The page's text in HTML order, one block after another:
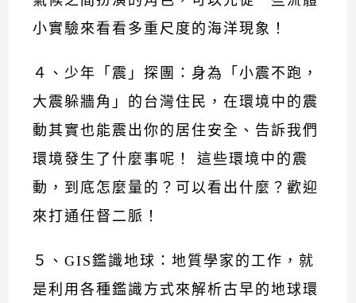
小實驗來看看多重尺度的海洋現象！
４、少年「震」探團：身為「小震不跑，
大震躲牆角」的台灣住民，在環境中的震
動其實也能震出你的居住安全、告訴我們
環境發生了什麼事呢！ 這些環境中的震
動，到底怎麼量的？可以看出什麼？歡迎
來打通任督二脈！
５、GIS鑑識地球：地質學家的工作，就
是利用各種鑑識方式來解析古早的地球環